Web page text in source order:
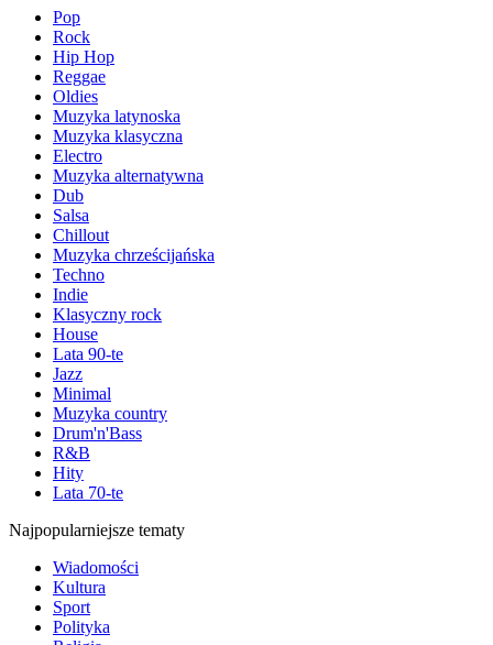
Pop
Rock
Hip Hop
Reggae
Oldies
Muzyka latynoska
Muzyka klasyczna
Electro
Muzyka alternatywna
Dub
Salsa
Chillout
Muzyka chrześcijańska
Techno
Indie
Klasyczny rock
House
Lata 90-te
Jazz
Minimal
Muzyka country
Drum'n'Bass
R&B
Hity
Lata 70-te
Najpopularniejsze tematy
Wiadomości
Kultura
Sport
Polityka